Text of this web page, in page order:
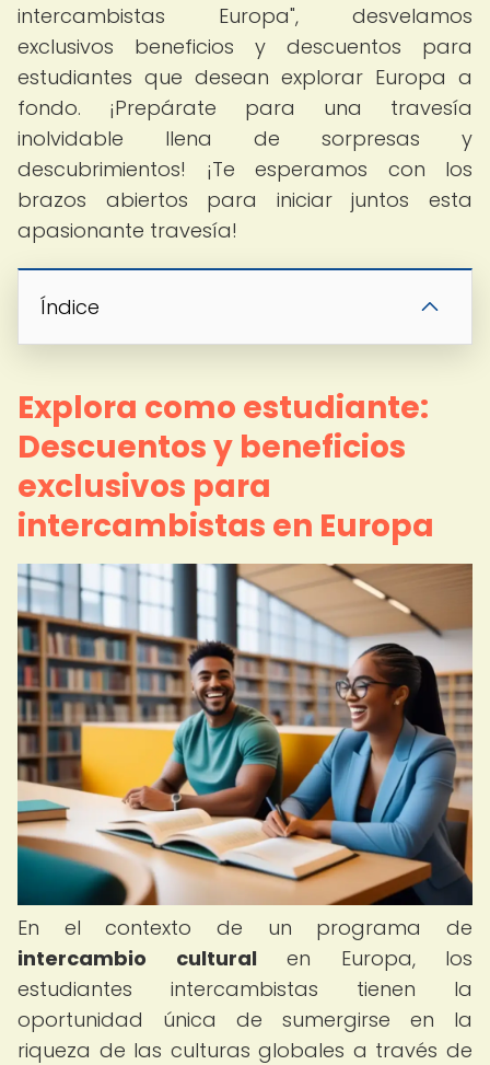
intercambistas Europa", desvelamos
exclusivos beneficios y descuentos para
estudiantes que desean explorar Europa a
fondo. ¡Prepárate para una travesía
inolvidable llena de sorpresas y
descubrimientos! ¡Te esperamos con los
brazos abiertos para iniciar juntos esta
apasionante travesía!
Índice
Explora como estudiante:
Descuentos y beneficios
exclusivos para
intercambistas en Europa
En el contexto de un programa de
intercambio culturalen Europa, los
estudiantes intercambistas tienen la
oportunidad única de sumergirse en la
riqueza de las culturas globales a través de